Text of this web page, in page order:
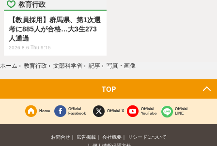
教育行政
【教員採用】群馬県、第1次選
考に885人が合格…大3生273
人通過
2026.8.6 Thu 9:15
ホーム › 教育行政 › 文部科学省 › 記事 › 写真・画像
TOP
Home
Official
Facebook
Official X
Official
YouTube
Official
LINE
お問合せ 広告掲載 会社概要
リシードについて